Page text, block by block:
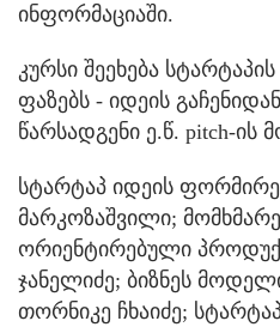
ინფორმაციაში.
კურსი შეეხება
ფაზებს - იდეის
წარსადგენი ე.წ. pitch-ის
სტარტაპ იდეის
მარკოზაშვილი;
ორიენტირებული
ჯანელიძე; ბიზნეს
თორნიკე ჩხაიძე;